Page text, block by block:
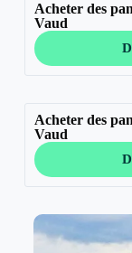
Acheter des
Vaud
Acheter des
Vaud